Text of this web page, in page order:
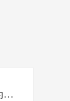
深圳微型直流电机电机厂家为您揭秘:了解微型直流电机的设计、开发及制造过程